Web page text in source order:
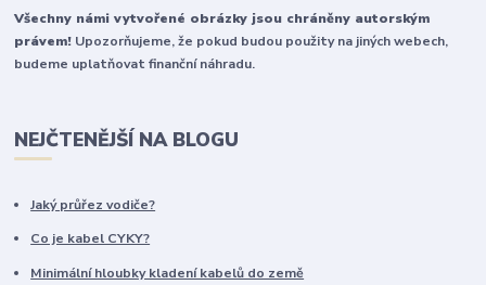
Všechny námi vytvořené obrázky jsou chráněny autorským
právem! Upozorňujeme, že pokud budou použity na jiných webech,
budeme uplatňovat finanční náhradu.
NEJČTENĚJŠÍ NA BLOGU
Jaký průřez vodiče?
Co je kabel CYKY?
Minimální hloubky kladení kabelů do země